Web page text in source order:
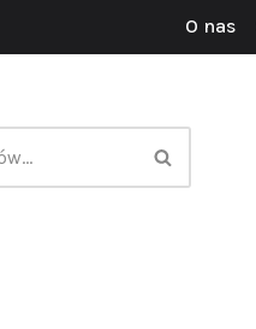
O nas